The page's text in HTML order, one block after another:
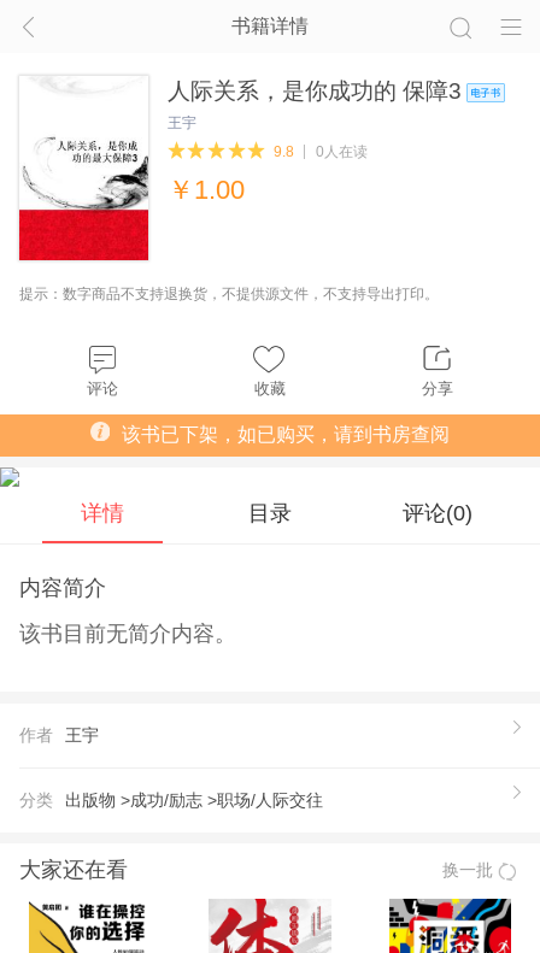
书籍详情
人际关系，是你成功的 保障3
王宇
9.8
0人在读
￥ 1.00
提示：数字商品不支持退换货，不提供源文件，不支持导出打印。
评论 收藏 分享
该书已下架，如已购买，请到书房查阅
详情 目录 评论(0)
内容简介
该书目前无简介内容。
作者 王宇
分类 出版物 >成功/励志 >职场/人际交往
大家还在看 换一批